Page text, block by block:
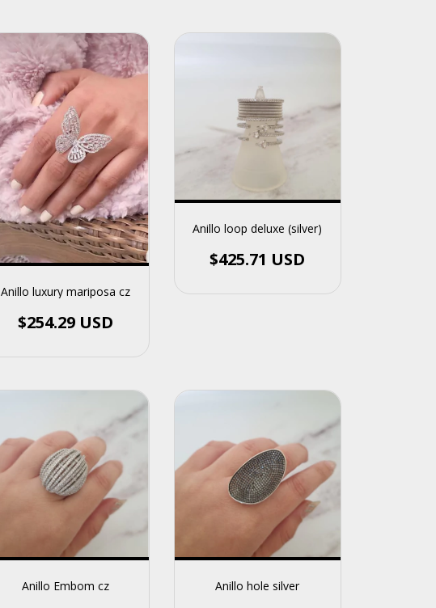
Anillo luxury mariposa cz
$254.29 USD
Anillo loop deluxe (silver)
$425.71 USD
Anillo Embom cz Anillo hole silver